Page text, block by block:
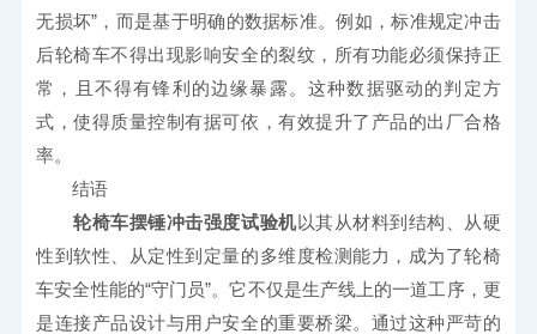
无损坏”，而是基于明确的数据标准。例如，标准规定冲击
后轮椅车不得出现影响安全的裂纹，所有功能必须保持正
常，且不得有锋利的边缘暴露。这种数据驱动的判定方
式，使得质量控制有据可依，有效提升了产品的出厂合格
率。
结语
轮椅车摆锤冲击强度试验机以其从材料到结构、从硬
性到软性、从定性到定量的多维度检测能力，成为了轮椅
车安全性能的“守门员”。它不仅是生产线上的一道工序，更
是连接产品设计与用户安全的重要桥梁。通过这种严苛的